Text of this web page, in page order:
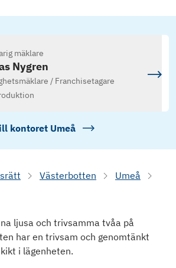
mäklare
Nygren
/ Franchisetagare
kontoret Umeå
Västerbotten
Umeå
ljusa och trivsamma tvåa på
har en trivsam och genomtänkt
i lägenheten.